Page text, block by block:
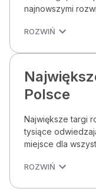
najnowszymi
ROZWIŃ
Polsce
Największe targi
tysiące
miejsce dla
ROZWIŃ